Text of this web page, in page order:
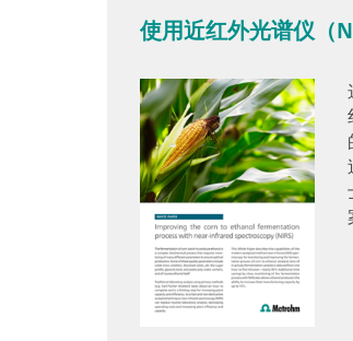
使用近红外光谱仪（